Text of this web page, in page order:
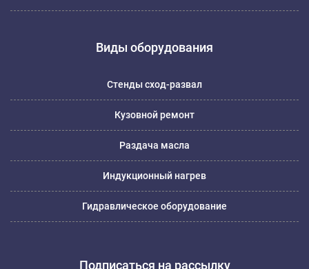
Виды оборудования
Стенды сход-развал
Кузовной ремонт
Раздача масла
Индукционный нагрев
Гидравлическое оборудование
Подписаться на рассылку